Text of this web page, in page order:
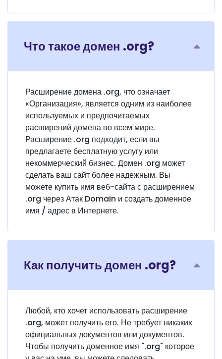
Что такое домен .org?
Расширение домена .org, что означает
«Организация», является одним из наиболее
используемых и предпочитаемых
расширений домена во всем мире.
Расширение .org подходит, если вы
предлагаете бесплатную услугу или
некоммерческий бизнес. Домен .org может
сделать ваш сайт более надежным. Вы
можете купить имя веб-сайта с расширением
.org через Атак Domain и создать доменное
имя / адрес в Интернете.
Как получить домен .org?
Любой, кто хочет использовать расширение
.org, может получить его. Не требует никаких
официальных документов или документов.
Чтобы получить доменное имя ".org" которое